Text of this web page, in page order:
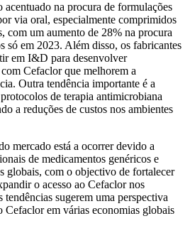
na procura de formulações
via oral, especialmente comprimidos
com um aumento de 28% na procura
só em 2023. Além disso, os fabricantes
em I&D para desenvolver
Cefaclor que melhorem a
Outra tendência importante é a
de terapia antimicrobiana
a reduções de custos nos ambientes
mercado está a ocorrer devido a
de medicamentos genéricos e
globais, com o objectivo de fortalecer
o acesso ao Cefaclor nos
tendências sugerem uma perspectiva
Cefaclor em várias economias globais